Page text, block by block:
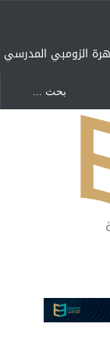
الزومبي المدرسي
ومافيني إلا
هل هذا مبرر
أسلوب التربية
برامج توعية الأطفال
الجسد وقاية لا